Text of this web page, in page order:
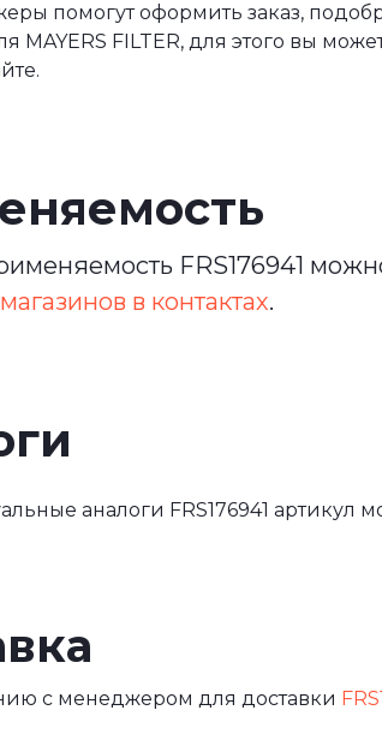
помогут оформить заказ,
MAYERS FILTER, для этого вы
FRS176941
в контактах.
аналоги FRS176941 артикул
с менеджером для доставки